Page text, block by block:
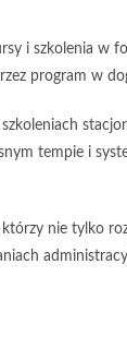
i szkolenia w
program w
tempie i
nie tylko